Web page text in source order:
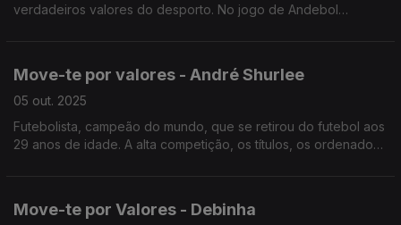
verdadeiros valores do desporto. No jogo de Andebol
Move-te por valores - André Shurlee
05 out. 2025
Futebolista, campeão do mundo, que se retirou do futebol aos
29 anos de idade. A alta competição, os títulos, os ordenados
Move-te por Valores - Debinha